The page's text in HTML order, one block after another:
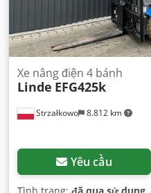
Strzałkowo 8.812 km
Xe nâng điện 4 bánh
Linde EFG425k
Yêu cầu